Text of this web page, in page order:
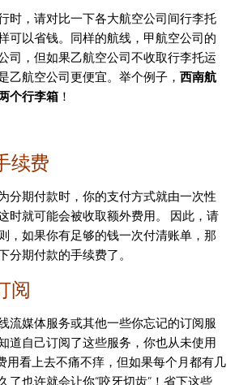
时，请对比一下各大航空公司间行李托
可以省钱。同样的航线，甲航空公司的
司，但如果乙航空公司不收取行李托运
乙航空公司更便宜。举个例子， 西南航
个行李箱 ！
续费
分期付款时，你的支付方式就由一次性
时就可能会被收取额外费用。 因此，请
，如果你有足够的钱一次付清账单，那
分期付款的手续费了。
阅
流媒体服务或其他一些你忘记的订阅服
道自己订阅了这些服务，你也从未使用
用看上去不痛不痒，但如果每个月都有几
了也许就会让你“咬牙切齿”！省下这些